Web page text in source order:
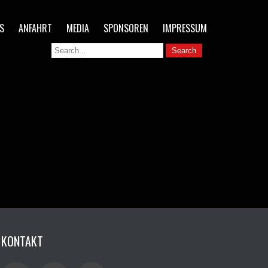
ANFAHRT MEDIA SPONSOREN IMPRESSUM
KONTAKT